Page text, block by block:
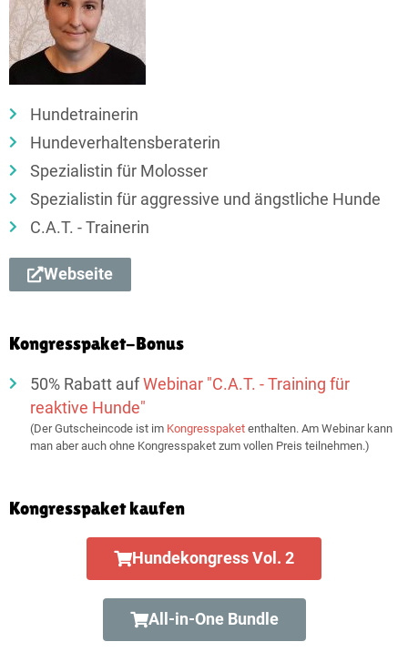
Hundetrainerin
Hundeverhaltensberaterin
Spezialistin für Molosser
Spezialistin für aggressive und ängstliche Hunde
C.A.T. - Trainerin
Webseite
Kongresspaket-Bonus
50% Rabatt auf Webinar "C.A.T. - Training für
reaktive Hunde"
(Der Gutscheincode ist im Kongresspaketenthalten. Am Webinar kann
man aber auch ohne Kongresspaket zum vollen Preis teilnehmen.)
Kongresspaket kaufen
Hundekongress Vol. 2
All-in-One Bundle